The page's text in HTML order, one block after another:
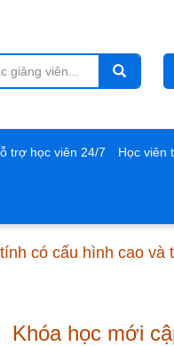
trợ học viên 24/7 Học viên
có cấu hình cao và
Khóa học mới